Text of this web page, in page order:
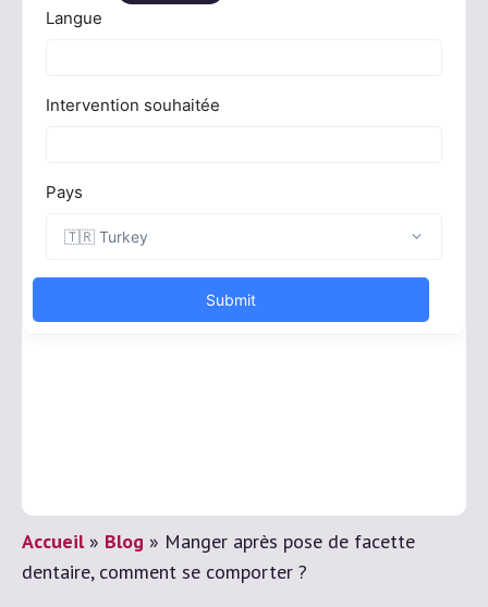
Accueil» Blog » Manger après pose de facette
dentaire, comment se comporter ?